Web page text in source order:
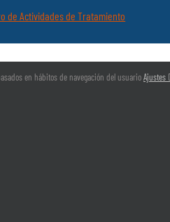
de Actividades de Tratamiento
en hábitos de navegación del usuarioAjustes